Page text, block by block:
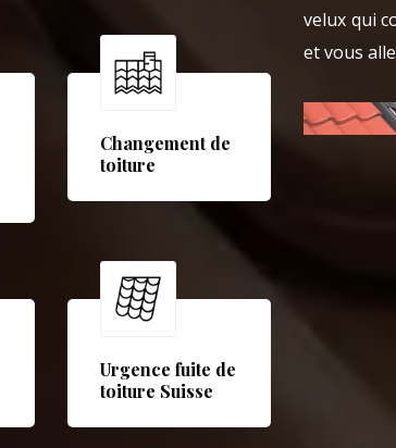
Changement de
toiture
Urgence fuite de
toiture Suisse
velux qui
et vous